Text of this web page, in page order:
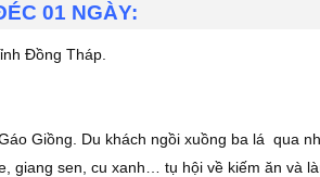
01 NGÀY:
Đồng Tháp.
Giồng. Du khách ngồi xuồng ba lá qua
giang sen, cu xanh… tụ hội về kiếm ăn và